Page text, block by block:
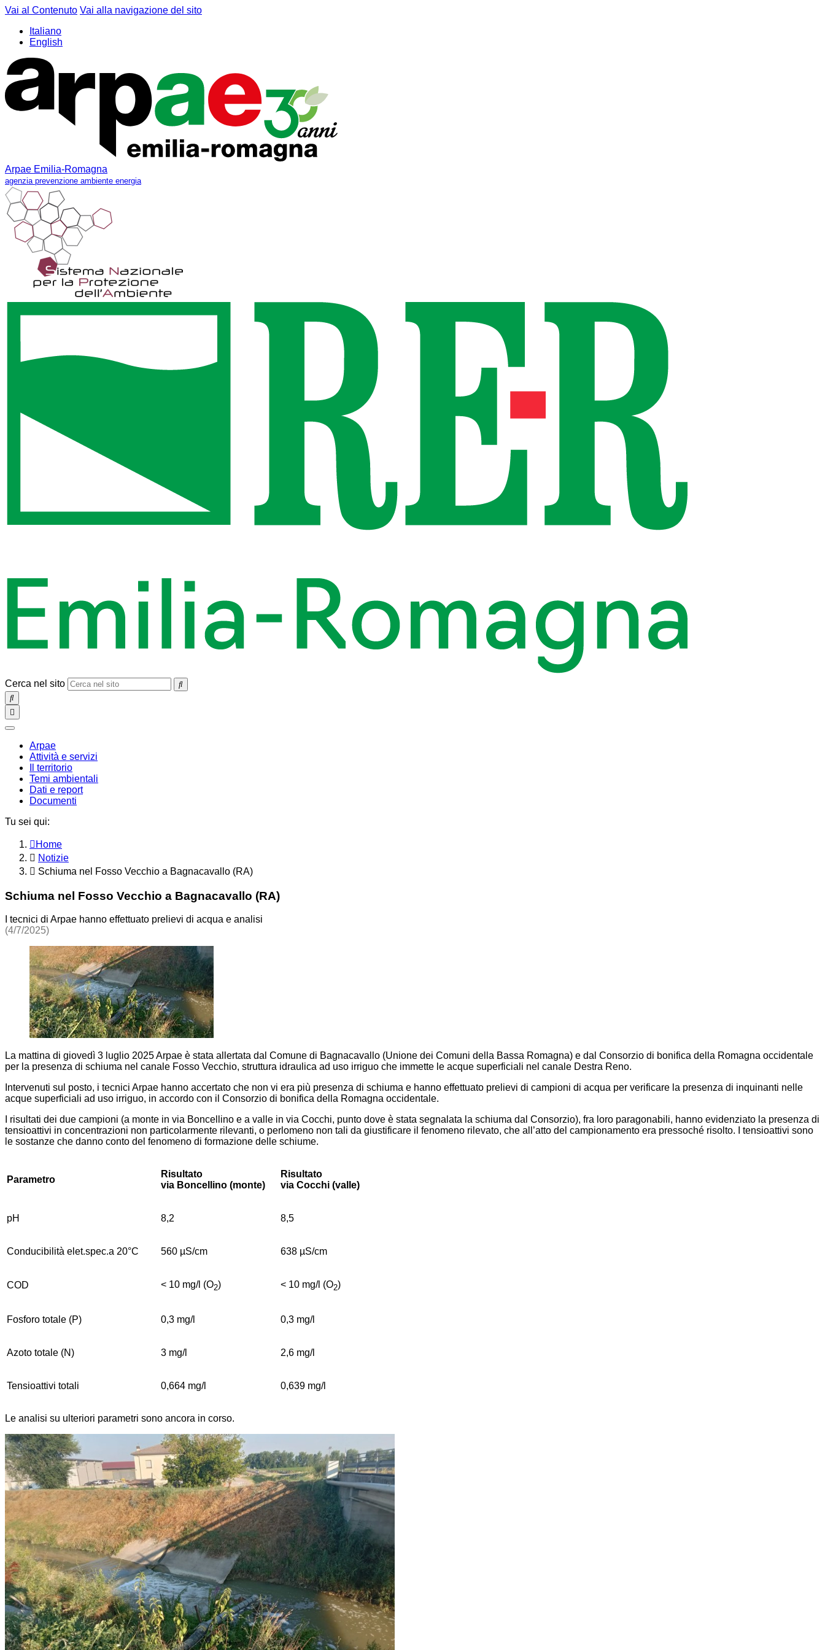
Vai al Contenuto Vai alla navigazione del sito
Italiano
English
Arpae Emilia-Romagna
agenzia prevenzione ambiente energia
Cerca nel sito
SEARCH
Toggle
navigation
chiudi
Arpae
Attività e servizi
Il territorio
Temi ambientali
Dati e report
Documenti
Tu sei qui:
Home
Notizie
Schiuma nel Fosso Vecchio a Bagnacavallo (RA)
Schiuma nel Fosso Vecchio a Bagnacavallo (RA)
I tecnici di Arpae hanno effettuato prelievi di acqua e analisi
(4/7/2025)
La mattina di giovedì 3 luglio 2025 Arpae è stata allertata dal Comune di Bagnacavallo (Unione dei Comuni della Bassa Romagna) e dal Consorzio di bonifica della Romagna occidentale
per la presenza di schiuma nel canale Fosso Vecchio, struttura idraulica ad uso irriguo che immette le acque superficiali nel canale Destra Reno.
Intervenuti sul posto, i tecnici Arpae hanno accertato che non vi era più presenza di schiuma e hanno effettuato prelievi di campioni di acqua per verificare la presenza di inquinanti nelle
acque superficiali ad uso irriguo, in accordo con il Consorzio di bonifica della Romagna occidentale.
I risultati dei due campioni (a monte in via Boncellino e a valle in via Cocchi, punto dove è stata segnalata la schiuma dal Consorzio), fra loro paragonabili, hanno evidenziato la presenza di
tensioattivi in concentrazioni non particolarmente rilevanti, o perlomeno non tali da giustificare il fenomeno rilevato, che all’atto del campionamento era pressoché risolto. I tensioattivi sono
le sostanze che danno conto del fenomeno di formazione delle schiume.
Parametro
Risultato
via Boncellino (monte)
Risultato
via Cocchi (valle)
pH 8,2 8,5
Conducibilità elet.spec.a 20°C 560 µS/cm 638 µS/cm
COD < 10 mg/l (O2) < 10 mg/l (O2)
Fosforo totale (P) 0,3 mg/l 0,3 mg/l
Azoto totale (N) 3 mg/l 2,6 mg/l
Tensioattivi totali 0,664 mg/l 0,639 mg/l
Le analisi su ulteriori parametri sono ancora in corso.